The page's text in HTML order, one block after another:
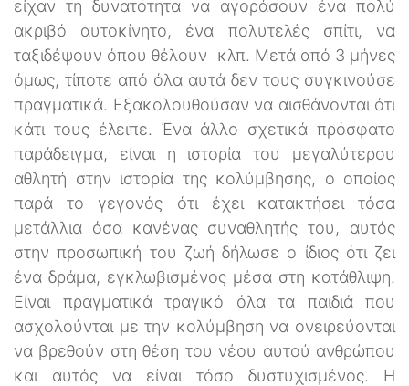
είχαν τη δυνατότητα να αγοράσουν ένα πολύ
ακριβό αυτοκίνητο, ένα πολυτελές σπίτι, να
ταξιδέψουν όπου θέλουν κλπ. Μετά από 3 μήνες
όμως, τίποτε από όλα αυτά δεν τους συγκινούσε
πραγματικά. Εξακολουθούσαν να αισθάνονται ότι
κάτι τους έλειπε. Ένα άλλο σχετικά πρόσφατο
παράδειγμα, είναι η ιστορία του μεγαλύτερου
αθλητή στην ιστορία της κολύμβησης, ο οποίος
παρά το γεγονός ότι έχει κατακτήσει τόσα
μετάλλια όσα κανένας συναθλητής του, αυτός
στην προσωπική του ζωή δήλωσε ο ίδιος ότι ζει
ένα δράμα, εγκλωβισμένος μέσα στη κατάθλιψη.
Είναι πραγματικά τραγικό όλα τα παιδιά που
ασχολούνται με την κολύμβηση να ονειρεύονται
να βρεθούν στη θέση του νέου αυτού ανθρώπου
και αυτός να είναι τόσο δυστυχισμένος. Η